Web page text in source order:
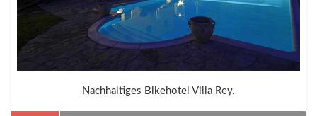
Nachhaltiges Bikehotel Villa Rey.